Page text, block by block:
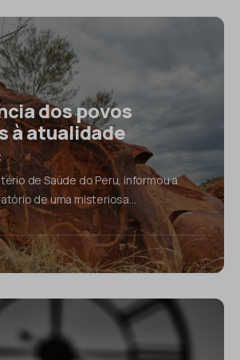
dos povos
à atualidade
de Saúde do Peru, informou a
de uma misteriosa…